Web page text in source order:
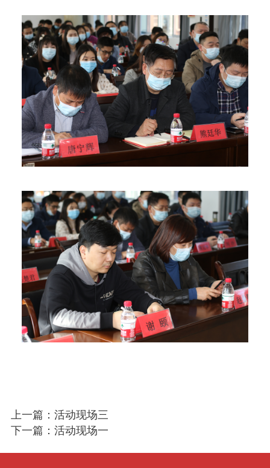
上一篇：活动现场三
下一篇：活动现场一